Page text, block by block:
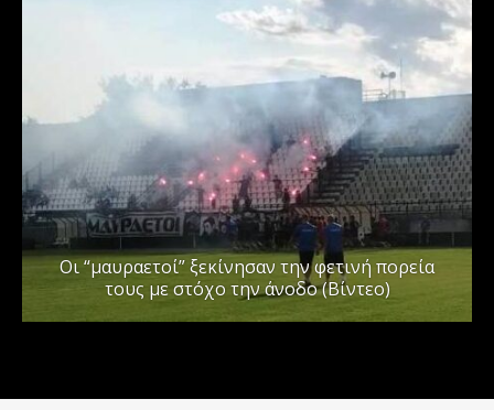
Οι “μαυραετοί” ξεκίνησαν την φετινή πορεία
τους με στόχο την άνοδο (Βίντεο)